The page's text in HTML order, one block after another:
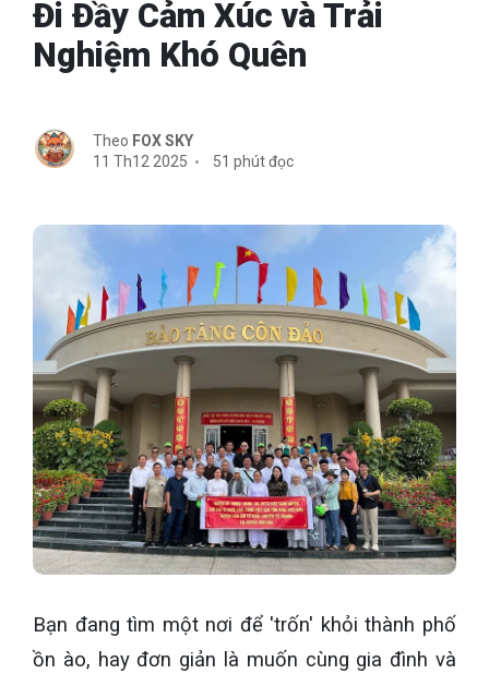
Đi Đầy Cảm Xúc và Trải
Nghiệm Khó Quên
Theo FOX SKY
11 Th12 2025
51 phút đọc
Bạn đang tìm một nơi để 'trốn' khỏi thành phố
ồn ào, hay đơn giản là muốn cùng gia đình và